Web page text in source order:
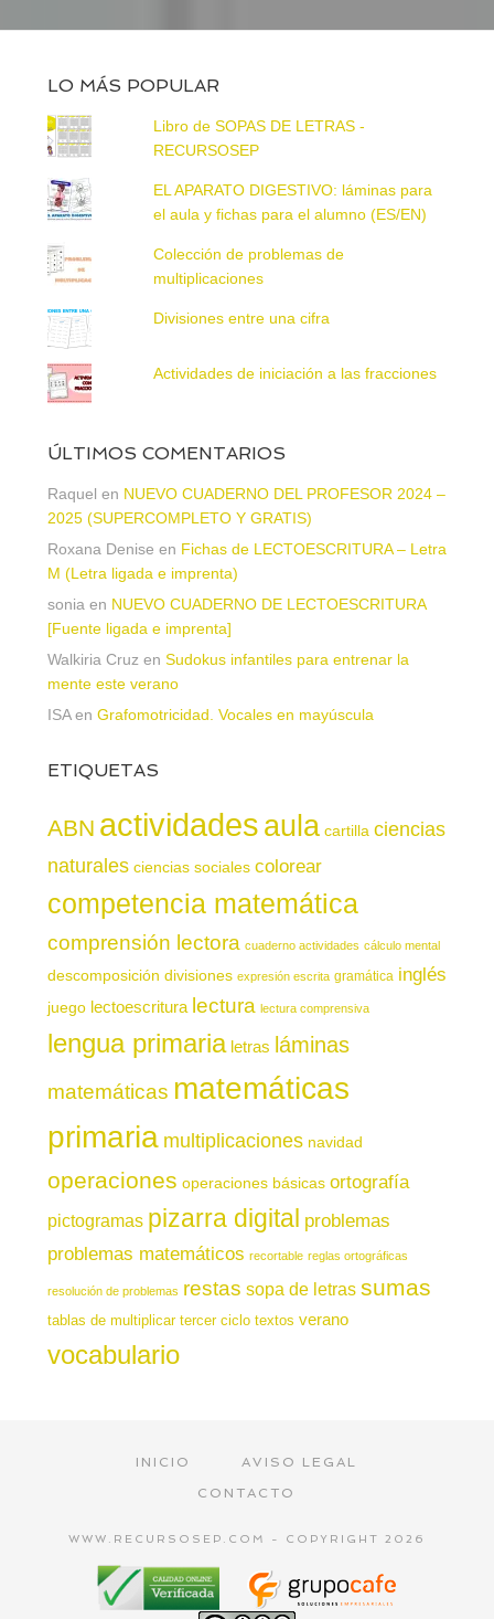
LO MÁS POPULAR
Libro de SOPAS DE LETRAS -
RECURSOSEP
EL APARATO DIGESTIVO: láminas para
el aula y fichas para el alumno (ES/EN)
Colección de problemas de
multiplicaciones
Divisiones entre una cifra
Actividades de iniciación a las fracciones
ÚLTIMOS COMENTARIOS
Raquel en NUEVO CUADERNO DEL PROFESOR 2024 –
2025 (SUPERCOMPLETO Y GRATIS)
Roxana Denise en Fichas de LECTOESCRITURA – Letra
M (Letra ligada e imprenta)
sonia en NUEVO CUADERNO DE LECTOESCRITURA
[Fuente ligada e imprenta]
Walkiria Cruz en Sudokus infantiles para entrenar la
mente este verano
ISAen Grafomotricidad. Vocales en mayúscula
ETIQUETAS
ABN actividadesaula cartilla ciencias
naturales ciencias sociales colorear
competencia matemática
comprensión lectora cuaderno actividades cálculo mental
descomposición divisiones expresión escrita gramática inglés
juego lectoescritura lectura lectura comprensiva
lengua primaria letras láminas
matemáticas matemáticas
primaria multiplicaciones navidad
operaciones operaciones básicas ortografía
pictogramas pizarra digital problemas
problemas matemáticos recortable reglas ortográficas
resolución de problemas restas sopa de letras sumas
tablas de multiplicar tercer ciclo textos verano
vocabulario
INICIO
AVISO LEGAL
CONTACTO
WWW.RECURSOSEP.COM - COPYRIGHT 2026